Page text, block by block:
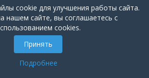
cookie для улучшения работы сайта.
нашем сайте, вы соглашаетесь с
cookies.
Принять
Подробнее